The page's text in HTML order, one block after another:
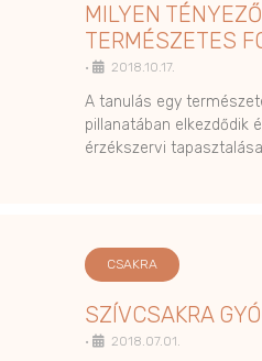
MILYEN
TERMÉSZETES
• 2018.10.17.
A tanulás egy
pillanatában elkezdődik
érzékszervi
CSAKRA
SZÍVCSAKRA
• 2018.07.01.